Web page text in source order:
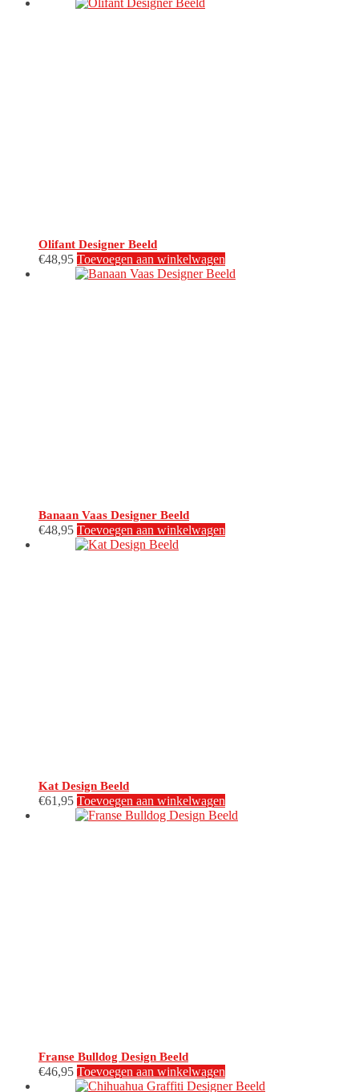
Olifant Designer Beeld
€48,95 Toevoegen aan winkelwagen
Banaan Vaas Designer Beeld
€48,95 Toevoegen aan winkelwagen
Kat Design Beeld
€61,95 Toevoegen aan winkelwagen
Franse Bulldog Design Beeld
€46,95 Toevoegen aan winkelwagen